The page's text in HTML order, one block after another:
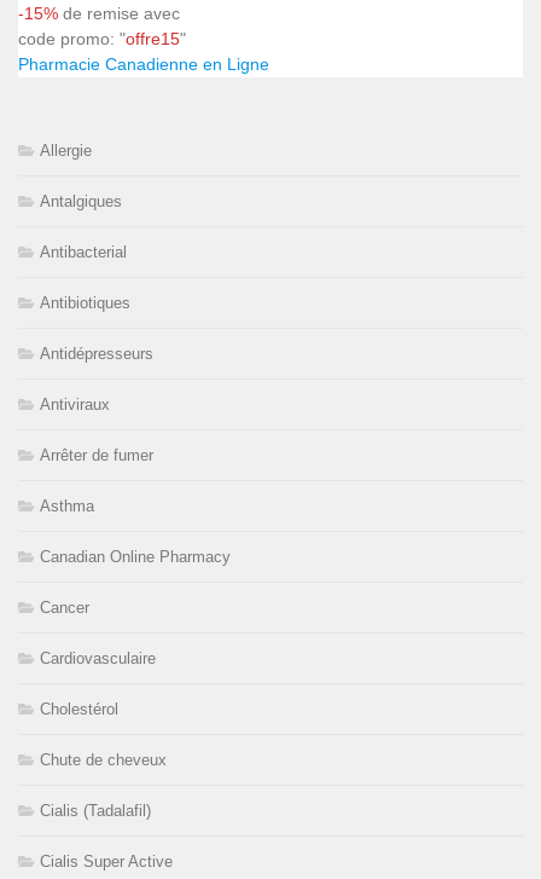
-15% de remise avec
code promo: "offre15"
Pharmacie Canadienne en Ligne
Allergie
Antalgiques
Antibacterial
Antibiotiques
Antidépresseurs
Antiviraux
Arrêter de fumer
Asthma
Canadian Online Pharmacy
Cancer
Cardiovasculaire
Cholestérol
Chute de cheveux
Cialis (Tadalafil)
Cialis Super Active